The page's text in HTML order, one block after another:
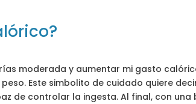
moderada y aumentar mi gasto
Este simbolito de cuidado quiere
de controlar la ingesta. Al final, con una